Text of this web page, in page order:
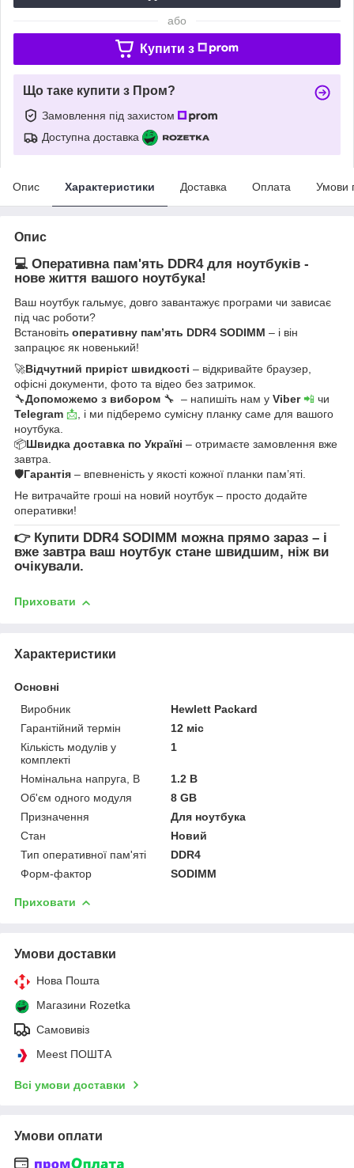
або
Купити з
Що таке купити з Пром?
Замовлення під захистом
Доступна доставка
Опис Характеристики Доставка Оплата Умови
Опис
💻 Оперативна пам'ять DDR4 для ноутбуків -
нове життя вашого ноутбука!
Ваш ноутбук гальмує, довго завантажує програми чи зависає
під час роботи?
Встановіть оперативну пам’ять DDR4 SODIMM – і він
запрацює як новенький!
🚀Відчутний приріст швидкості – відкривайте браузер,
офісні документи, фото та відео без затримок.
🔧Допоможемо з вибором 🔧 – напишіть нам у Viber📲 чи
Telegram 📩 , і ми підберемо сумісну планку саме для вашого
ноутбука.
📦Швидка доставка по Україні – отримаєте замовлення вже
завтра.
🛡Гарантія – впевненість у якості кожної планки пам’яті.
Не витрачайте гроші на новий ноутбук – просто додайте
оперативки!
👉 Купити DDR4 SODIMM можна прямо зараз – і
вже завтра ваш ноутбук стане швидшим, ніж ви
очікували.
Приховати
Характеристики
Основні
Виробник
Hewlett Packard
Гарантійний термін
12 міс
Кількість модулів у
комплекті
1
Номінальна напруга, В
1.2 В
Об'єм одного модуля
8 GB
Призначення
Для ноутбука
Стан
Новий
Тип оперативної пам'яті
DDR4
Форм-фактор
SODIMM
Приховати
Умови доставки
Нова Пошта
Магазини Rozetka
Самовивіз
Meest ПОШТА
Всі умови доставки
Умови оплати